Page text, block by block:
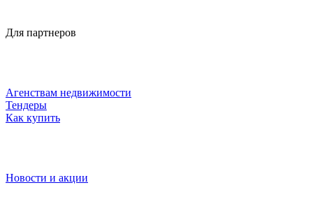
Для партнеров
Агенствам недвижимости
Тендеры
Как купить
Новости и акции